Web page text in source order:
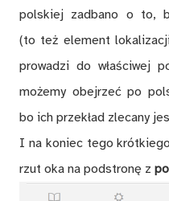
polskiej zadbano o to,
(to też element
prowadzi do właściwej
możemy obejrzeć po
bo ich przekład zlecany
I na koniec tego
rzut oka na podstronę z